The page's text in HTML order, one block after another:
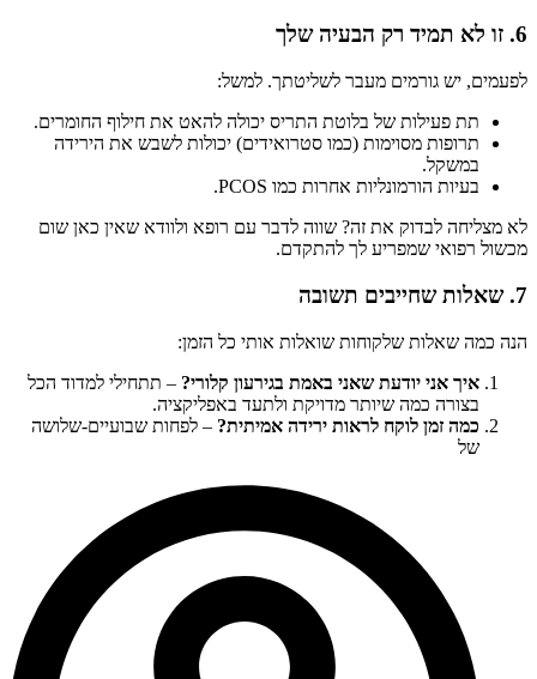
6. זו לא תמיד רק הבעיה שלך
לפעמים, יש גורמים מעבר לשליטתך. למשל:
תת פעילות של בלוטת התריס יכולה להאט את חילוף החומרים.
תרופות מסוימות (כמו סטרואידים) יכולות לשבש את הירידה
במשקל.
בעיות הורמונליות אחרות כמו PCOS.
לא מצליחה לבדוק את זה? שווה לדבר עם רופא ולוודא שאין כאן שום
מכשול רפואי שמפריע לך להתקדם.
7. שאלות שחייבים תשובה
הנה כמה שאלות שלקוחות שואלות אותי כל הזמן:
איך אני יודעת שאני באמת בגירעון קלורי? – תתחילי למדוד הכל
בצורה כמה שיותר מדויקת ולתעד באפליקציה.
כמה זמן לוקח לראות ירידה אמיתית? – לפחות שבועיים-שלושה
של